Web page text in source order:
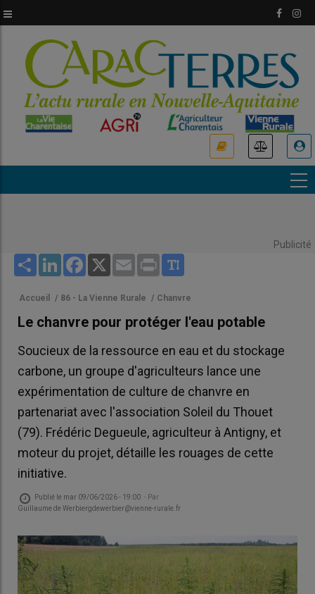
au
principal
Publicité
Share LinkedInFacebook
X Email Print
Accueil / 86 - La Vienne Rurale / Chanvre
Le chanvre pour protéger l'eau potable
Soucieux de la ressource en eau et du stockage
carbone, un groupe d'agriculteurs lance une
expérimentation de culture de chanvre en
partenariat avec l'association Soleil du Thouet
(79). Frédéric Degueule, agriculteur à Antigny, et
moteur du projet, détaille les rouages de cette
initiative.
Publié le mar 09/06/2026 - 19:00 - Par
Guillaume de Werbiergdewerbier@vienne-rurale.fr